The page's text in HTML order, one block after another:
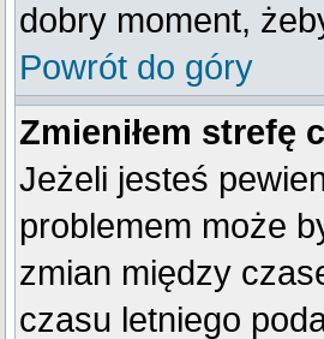
dobry moment,
Powrót do góry
Zmieniłem strefę
Jeżeli jesteś
problemem może
zmian między
czasu letniego